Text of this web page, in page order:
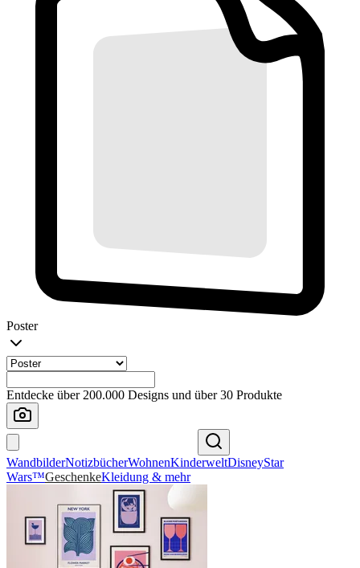
Poster
Entdecke über 200.000 Designs und über 30 Produkte
WandbilderNotizbücherWohnenKinderweltDisneyStar
Wars™GeschenkeKleidung & mehr